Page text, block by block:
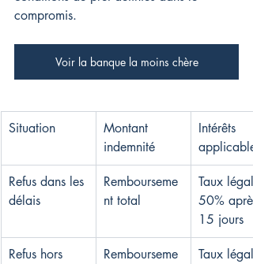
compromis.
Voir la banque la moins chère
Situation
Montant
indemnité
Intérêts
applicables
Refus dans les
délais
Rembourseme
nt total
Taux
50% après
15 jours
Refus hors
Rembourseme
Taux légal